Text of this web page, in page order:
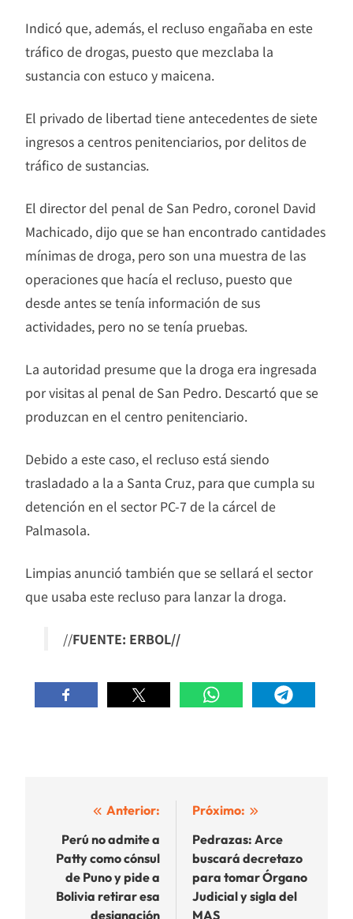
Indicó que, además, el recluso engañaba en este
tráfico de drogas, puesto que mezclaba la
sustancia con estuco y maicena.
El privado de libertad tiene antecedentes de siete
ingresos a centros penitenciarios, por delitos de
tráfico de sustancias.
El director del penal de San Pedro, coronel David
Machicado, dijo que se han encontrado cantidades
mínimas de droga, pero son una muestra de las
operaciones que hacía el recluso, puesto que
desde antes se tenía información de sus
actividades, pero no se tenía pruebas.
La autoridad presume que la droga era ingresada
por visitas al penal de San Pedro. Descartó que se
produzcan en el centro penitenciario.
Debido a este caso, el recluso está siendo
trasladado a la a Santa Cruz, para que cumpla su
detención en el sector PC-7 de la cárcel de
Palmasola.
Limpias anunció también que se sellará el sector
que usaba este recluso para lanzar la droga.
//FUENTE: ERBOL//
Navegación
entradas
Anterior:
Perú no admite a
Patty como cónsul
de Puno y pide a
Bolivia retirar esa
designación
Próximo:
Pedrazas: Arce
buscará decretazo
para tomar Órgano
Judicial y sigla del
MAS